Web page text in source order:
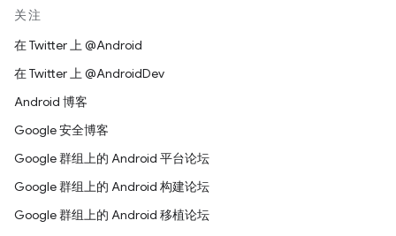
关注
在 Twitter 上 @Android
在 Twitter 上 @AndroidDev
Android 博客
Google 安全博客
Google 群组上的 Android 平台论坛
Google 群组上的 Android 构建论坛
Google 群组上的 Android 移植论坛